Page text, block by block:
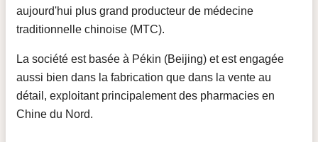
aujourd'hui plus grand producteur de médecine
traditionnelle chinoise (MTC).
La société est basée à Pékin (Beijing) et est engagée
aussi bien dans la fabrication que dans la vente au
détail, exploitant principalement des pharmacies en
Chine du Nord.